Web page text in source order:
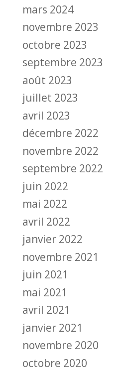
mars 2024
novembre 2023
octobre 2023
septembre 2023
août 2023
juillet 2023
avril 2023
décembre 2022
novembre 2022
septembre 2022
juin 2022
mai 2022
avril 2022
janvier 2022
novembre 2021
juin 2021
mai 2021
avril 2021
janvier 2021
novembre 2020
octobre 2020